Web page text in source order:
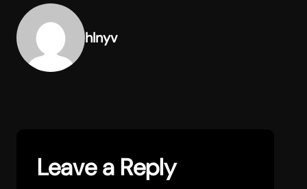
hlnyv
Leave a Reply